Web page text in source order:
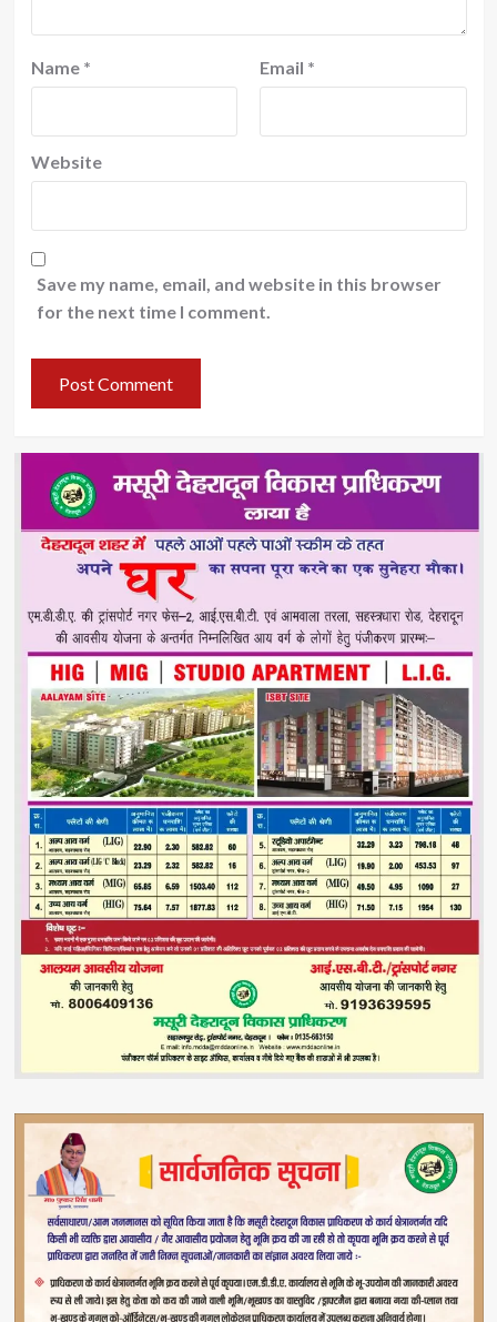
Name * Email *
Website
Save my name, email, and website in this browser
for the next time I comment.